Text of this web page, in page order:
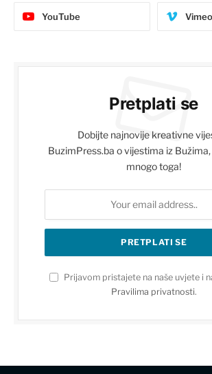
YouTube Vimeo
Pretplati se
Dobijte najnovije kreativne
BuzimPress.ba o vijestima iz
mnogo toga!
Prijavom pristajete na naše uvjete i
Pravilima privatnosti.